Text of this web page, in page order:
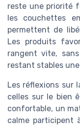
reste une priorité
les couchettes
permettent de
Les produits
rangent vite,
restant stables
Les réflexions sur
celles sur le bien
confortable, un
calme participent